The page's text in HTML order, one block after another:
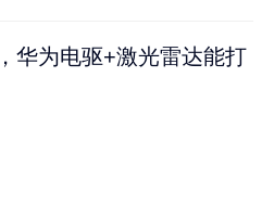
华为电驱+激光雷达能打